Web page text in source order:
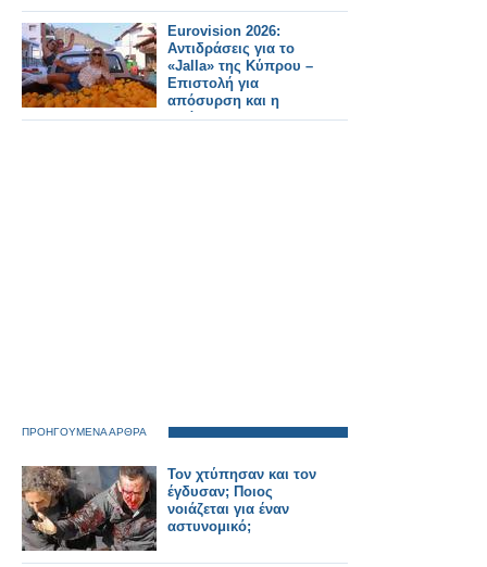
Eurovision 2026:
Αντιδράσεις για το
«Jalla» της Κύπρου –
Επιστολή για
απόσυρση και η
απάντηση του ΡΙΚ
ΠΡΟΗΓΟΥΜΕΝΑ ΑΡΘΡΑ
Τον χτύπησαν και τον
έγδυσαν; Ποιος
νοιάζεται για έναν
αστυνομικό;